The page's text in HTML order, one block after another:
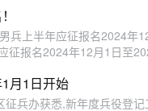
兵上半年应征报名2024年
征报名2024年12月1日至
月1日开始
征兵办获悉,新年度兵役登